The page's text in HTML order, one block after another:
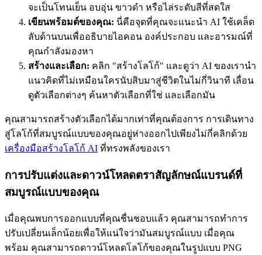
จะเป็นโทนเย็น อบอุ่น ขาวดำ หรือไล่ระดับสีที่สดใส
เขียนพร้อมต์ของคุณ: นี่คือจุดที่คุณจะแนะนำ AI ใช้เคล็ด
ลับด้านบนเพื่ออธิบายไอคอน องค์ประกอบ และอารมณ์ที่
คุณกำลังมองหา
สร้างและเลือก: คลิก "สร้างโลโก้" และดูว่า AI ของเรานำ
แนวคิดที่ไม่เหมือนใครนับสิบมาสู่ชีวิตในไม่กี่วินาที เลื่อน
ดูตัวเลือกต่างๆ ค้นหาตัวเลือกที่ใช่ และเลือกมัน
คุณสามารถสร้างตัวเลือกได้มากเท่าที่คุณต้องการ การเดินทาง
สู่โลโก้ที่สมบูรณ์แบบของคุณอยู่ห่างออกไปเพียงไม่กี่คลิกด้วย
เครื่องมือสร้างโลโก้ AI ที่ทรงพลังของเรา
การปรับแต่งและดาวน์โหลดตราสัญลักษณ์แบรนด์ที่
สมบูรณ์แบบของคุณ
เมื่อคุณพบการออกแบบที่คุณชื่นชอบแล้ว คุณสามารถทำการ
ปรับเปลี่ยนเล็กน้อยเพื่อให้แน่ใจว่ามันสมบูรณ์แบบ เมื่อคุณ
พร้อม คุณสามารถดาวน์โหลดโลโก้ของคุณในรูปแบบ PNG